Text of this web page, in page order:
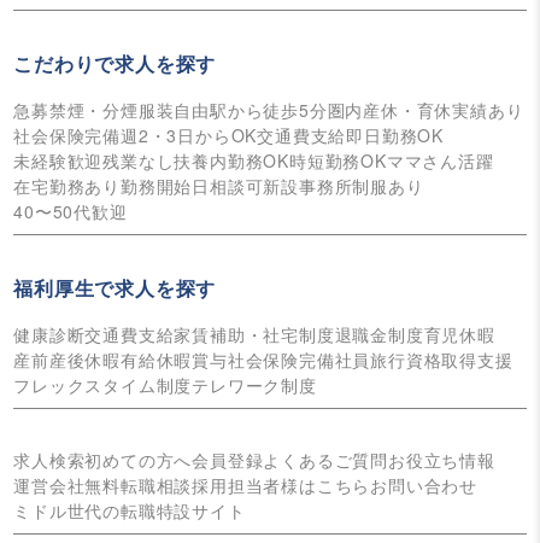
こだわりで求人を探す
急募禁煙・分煙服装自由駅から徒歩5分圏内産休・育休実績あり
社会保険完備週2・3日からOK交通費支給即日勤務OK
未経験歓迎残業なし扶養内勤務OK時短勤務OKママさん活躍
在宅勤務あり勤務開始日相談可新設事務所制服あり
40〜50代歓迎
福利厚生で求人を探す
健康診断交通費支給家賃補助・社宅制度退職金制度育児休暇
産前産後休暇有給休暇賞与社会保険完備社員旅行資格取得支援
フレックスタイム制度テレワーク制度
求人検索初めての方へ会員登録よくあるご質問お役立ち情報
運営会社無料転職相談採用担当者様はこちら お問い合わせ
ミドル世代の転職特設サイト